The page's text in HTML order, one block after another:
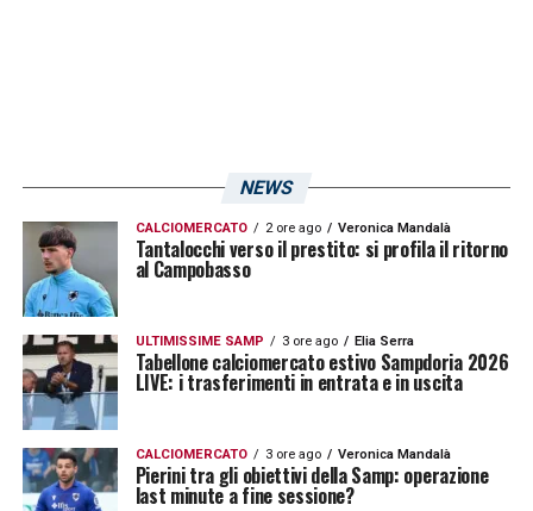
NEWS
CALCIOMERCATO 2 ore ago Veronica Mandalà
Tantalocchi verso il prestito: si profila il ritorno
al Campobasso
ULTIMISSIME SAMP 3 ore ago Elia Serra
Tabellone calciomercato estivo Sampdoria 2026
LIVE: i trasferimenti in entrata e in uscita
CALCIOMERCATO 3 ore ago Veronica Mandalà
Pierini tra gli obiettivi della Samp: operazione
last minute a fine sessione?